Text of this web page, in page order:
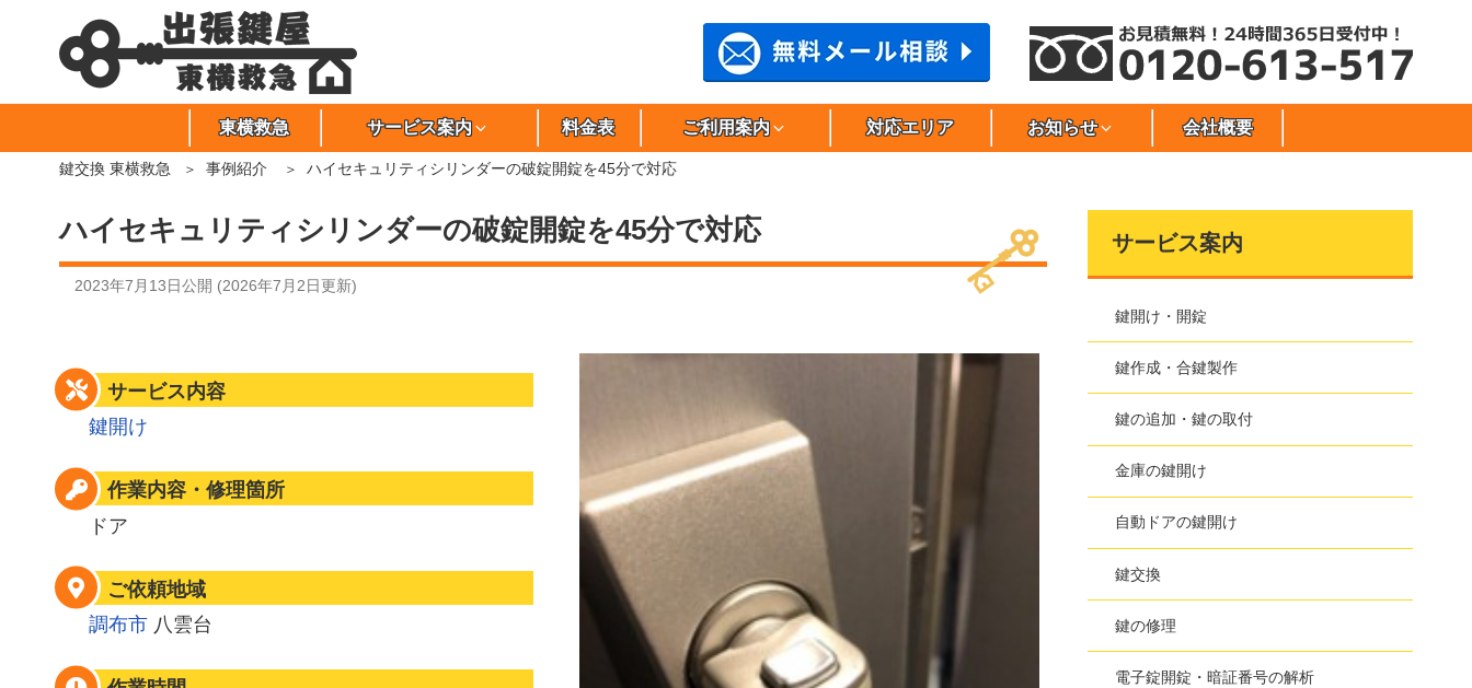
東横救急 サービス案内 料金表 ご利用案内 対応エリア お知らせ 会社概要
鍵交換 東横救急 事例紹介 ハイセキュリティシリンダーの破錠開錠を45分で対応
ハイセキュリティシリンダーの破錠開錠を45分で対応
2023年7月13日公開 (2026年7月2日更新)
サービス内容
鍵開け
作業内容・修理箇所
ドア
ご依頼地域
調布市 八雲台
サービス案内
鍵開け・開錠
鍵作成・合鍵製作
鍵の追加・鍵の取付
金庫の鍵開け
自動ドアの鍵開け
鍵交換
鍵の修理
電子錠開錠・暗証番号の解析